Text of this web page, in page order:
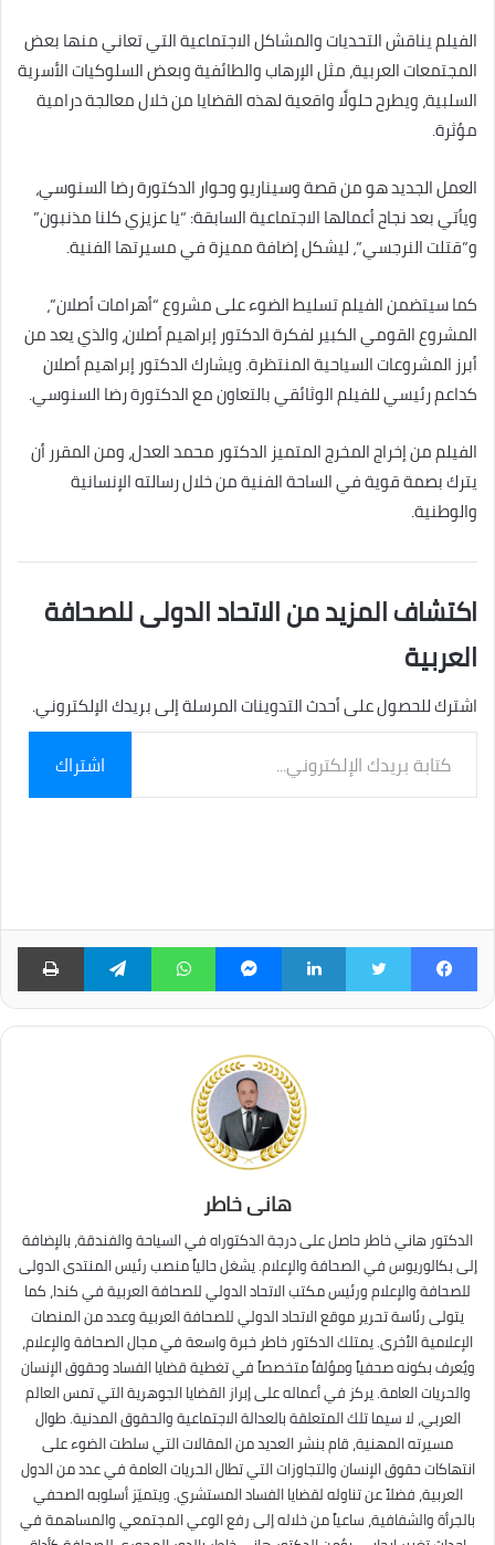
الفيلم يناقش التحديات والمشاكل الاجتماعية التي تعاني منها بعض
المجتمعات العربية، مثل الإرهاب والطائفية وبعض السلوكيات الأسرية
السلبية، ويطرح حلولًا واقعية لهذه القضايا من خلال معالجة درامية
مؤثرة.
العمل الجديد هو من قصة وسيناريو وحوار الدكتورة رضا السنوسي،
ويأتي بعد نجاح أعمالها الاجتماعية السابقة: “يا عزيزي كلنا مذنبون”
و”قتلت النرجسي”، ليشكل إضافة مميزة في مسيرتها الفنية.
كما سيتضمن الفيلم تسليط الضوء على مشروع “أهرامات أصلان”،
المشروع القومي الكبير لفكرة الدكتور إبراهيم أصلان، والذي يعد من
أبرز المشروعات السياحية المنتظرة. ويشارك الدكتور إبراهيم أصلان
كداعم رئيسي للفيلم الوثائقي بالتعاون مع الدكتورة رضا السنوسي.
الفيلم من إخراج المخرج المتميز الدكتور محمد العدل، ومن المقرر أن
يترك بصمة قوية في الساحة الفنية من خلال رسالته الإنسانية
والوطنية.
اكتشاف المزيد من الاتحاد الدولى للصحافة
العربية
اشترك للحصول على أحدث التدوينات المرسلة إلى بريدك الإلكتروني.
بريدك
الإلكتروني...
اشتراك
فيسبوك لينكدإن ماسنجر واتساب تيلقرام
هانى خاطر
الدكتور هاني خاطر حاصل على درجة الدكتوراه في السياحة والفندقة، بالإضافة
إلى بكالوريوس في الصحافة والإعلام. يشغل حالياً منصب رئيس المنتدى الدولى
للصحافة والإعلام ورئيس مكتب الاتحاد الدولي للصحافة العربية في كندا، كما
يتولى رئاسة تحرير موقع الاتحاد الدولي للصحافة العربية وعدد من المنصات
الإعلامية الأخرى. يمتلك الدكتور خاطر خبرة واسعة في مجال الصحافة والإعلام،
ويُعرف بكونه صحفياً ومؤلفاً متخصصاً في تغطية قضايا الفساد وحقوق الإنسان
والحريات العامة. يركز في أعماله على إبراز القضايا الجوهرية التي تمس العالم
العربي، لا سيما تلك المتعلقة بالعدالة الاجتماعية والحقوق المدنية. طوال
مسيرته المهنية، قام بنشر العديد من المقالات التي سلطت الضوء على
انتهاكات حقوق الإنسان والتجاوزات التي تطال الحريات العامة في عدد من الدول
العربية، فضلاً عن تناوله لقضايا الفساد المستشري. ويتميّز أسلوبه الصحفي
بالجرأة والشفافية، ساعياً من خلاله إلى رفع الوعي المجتمعي والمساهمة في